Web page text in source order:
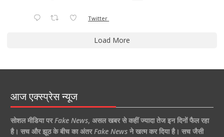
Twitter
Load More
आज एक्स्प्रेस न्यूज
सोशल मीडिया परFake News, असल खबर से कहीं ज्यादा तेज इन दिनों फैल रहा
है। सच और झूठ के बीच का अंतरFake Newsने खत्म कर दिया है। सच जैसी